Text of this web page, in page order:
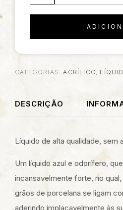
CATEGORIAS:ACRÍLICO,
DESCRIÇÃO
Líquido de alta qualidade, sem
Um líquido azul e odorífero,
incansavelmente forte, no
grãos de porcelana se ligam
aderindo implacavelmente às